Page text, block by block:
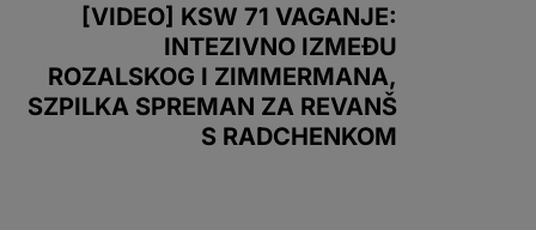
[VIDEO] KSW 71 VAGANJE:
INTEZIVNO IZMEĐU
ROZALSKOG I ZIMMERMANA,
SZPILKA SPREMAN ZA REVANŠ
S RADCHENKOM